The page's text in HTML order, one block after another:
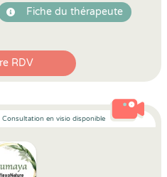
Fiche du thérapeute
RDV
Consultation en visio disponible